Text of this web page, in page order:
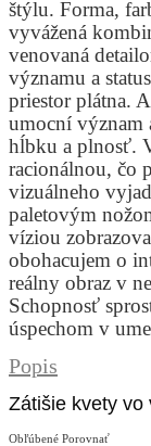
štýlu. Forma,
vyvážená
venovaná
významu a
priestor plátna.
umocní význam
hĺbku a plnosť.
racionálnou, čo
vizuálneho
paletovým
víziou
obohacujem o
reálny obraz v
Schopnosť
úspechom v
Popis
Zátišie kvety vo
Obľúbené Porovnať